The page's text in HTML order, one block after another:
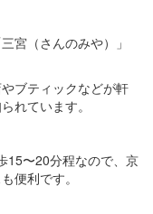
宮（さんのみや）」
ブティックなどが軒
れています。
15〜20分程なので、京
便利です。